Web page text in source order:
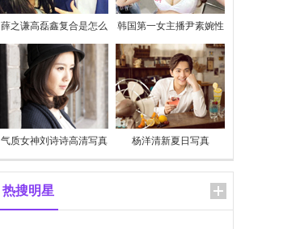
薛之谦高磊鑫复合是怎么
回事
韩国第一女主播尹素婉性
感私照
气质女神刘诗诗高清写真 杨洋清新夏日写真
热搜明星